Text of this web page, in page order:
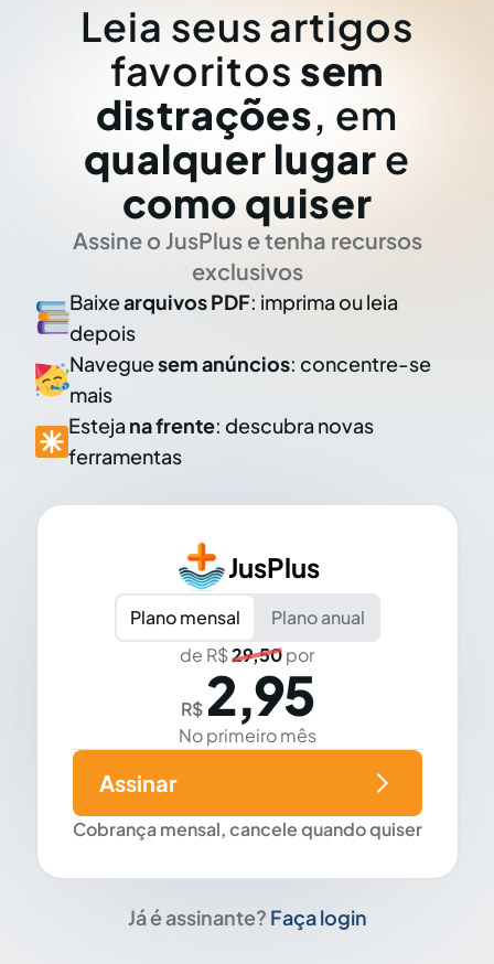
Leia seus artigos
favoritos sem
distrações, em
qualquer lugar e
como quiser
Assine o JusPlus e tenha recursos
exclusivos
Baixearquivos PDF: imprima ou leia
depois
Naveguesem anúncios: concentre-se
mais
Esteja na frente: descubra novas
ferramentas
JusPlus
Plano mensal
Plano anual
de R$29,50por
R$ 2,95
No primeiro mês
Cobrança mensal, cancele quando quiser
Assinar
Já é assinante? Faça login